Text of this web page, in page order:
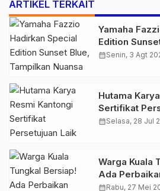
ARTIKEL TERKAIT
Yamaha
Edition
Nuansa Retro
calendar_monthSenin, 3 Agt
Hutama
Sertifikat
Struktur
calendar_monthSelasa, 28 Jul
Warga Kuala
Ada
Perluasan
calendar_monthRabu, 27 Mei